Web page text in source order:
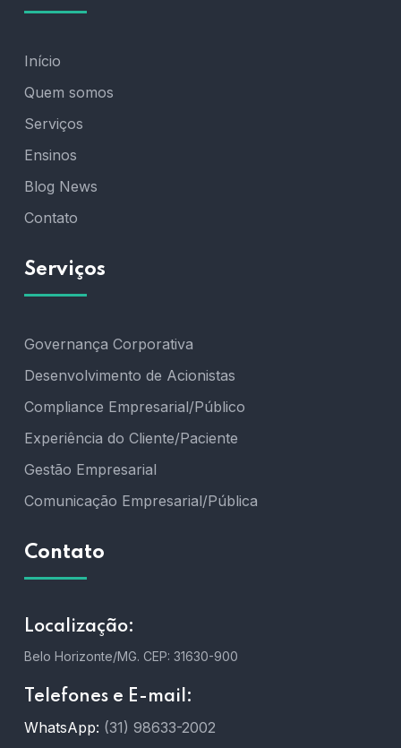
Início
Quem somos
Serviços
Ensinos
Blog News
Contato
Serviços
Governança Corporativa
Desenvolvimento de Acionistas
Compliance Empresarial/Público
Experiência do Cliente/Paciente
Gestão Empresarial
Comunicação Empresarial/Pública
Contato
Localização:
Belo Horizonte/MG. CEP: 31630-900
Telefones e E-mail:
WhatsApp: (31) 98633-2002